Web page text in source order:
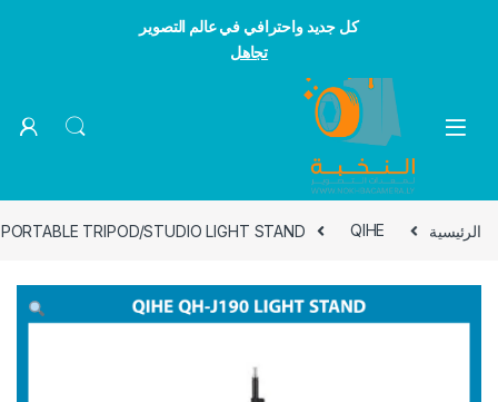
كل جديد واحترافي في عالم التصوير
تجاهل
الرئيسية QIHE
TRIPOD/STUDIO LIGHT STAND